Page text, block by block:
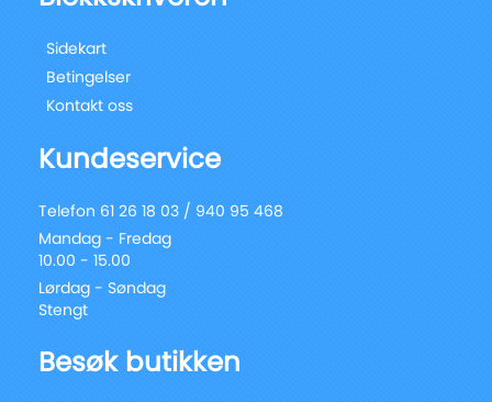
Sidekart
Betingelser
Kontakt oss
Kundeservice
Telefon 61 26 18 03 / 940 95 468
Mandag - Fredag
10.00 - 15.00
Lørdag - Søndag
Stengt
Besøk butikken